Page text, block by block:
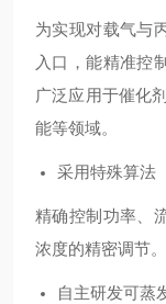
为实现对载气与
入口，能精准控
广泛应用于催化
能等领域。
采用特殊算法
精确控制功率、
浓度的精密调节。
自主研发可蒸